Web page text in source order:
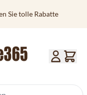
TRACK & TRACE